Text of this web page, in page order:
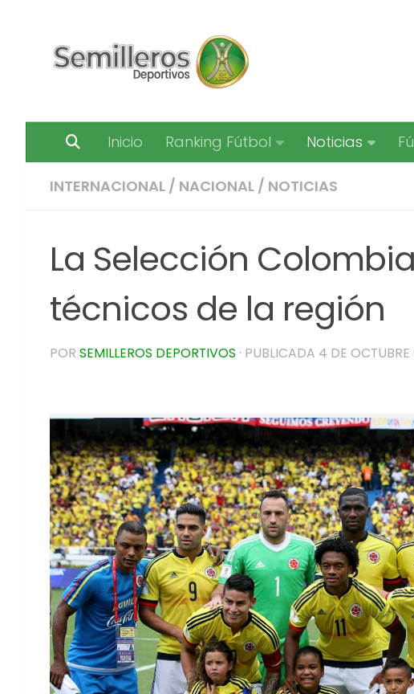
Inicio Ranking Fútbol Noticias
INTERNACIONAL / NACIONAL / NOTICIAS
La Selección
técnicos de la región
POR SEMILLEROS DEPORTIVOS · PUBLICADA 4 DE OCTUBRE